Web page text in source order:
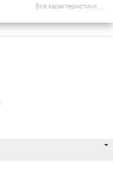
Все характеристики...